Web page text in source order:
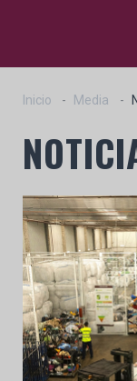
Inicio Media